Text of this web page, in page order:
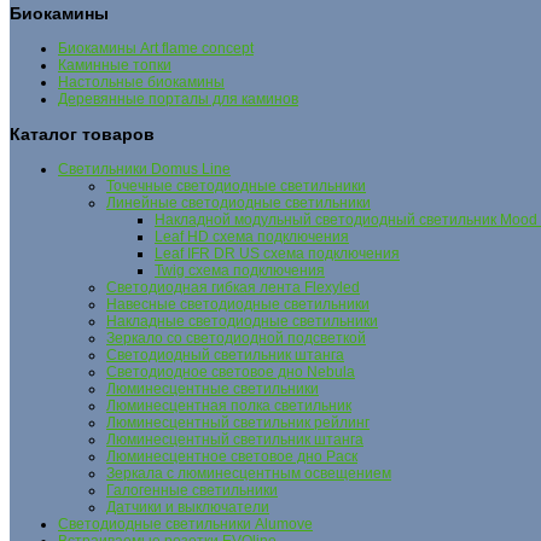
Биокамины
Биокамины Art flame concept
Каминные топки
Настольные биокамины
Деревянные порталы для каминов
Каталог товаров
Cветильники Domus Line
Точечные светодиодные светильники
Линейные светодиодные светильники
Накладной модульный светодиодный светильник Mood
Leaf HD схема подключения
Leaf IFR DR US схема подключения
Twig схема подключения
Светодиодная гибкая лента Flexyled
Навесные светодиодные светильники
Накладные светодиодные светильники
Зеркало со светодиодной подсветкой
Светодиодный светильник штанга
Светодиодное световое дно Nebula
Люминесцентные светильники
Люминесцентная полка светильник
Люминесцентный светильник рейлинг
Люминесцентный светильник штанга
Люминесцентное световое дно Раск
Зеркала с люминесцентным освещением
Галогенные светильники
Датчики и выключатели
Светодиодные светильники Alumove